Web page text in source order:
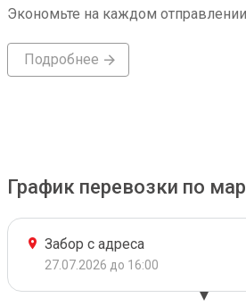
Экономьте на каждом отправлении
Подробнее
График перевозки по
Забор с адреса
27.07.2026 до 16:00